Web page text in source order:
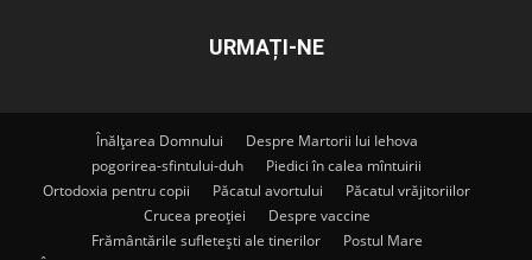
URMAȚI-NE
Înălțarea Domnului
Despre Martorii lui Iehova
pogorirea-sfintului-duh
Piedici în calea mîntuirii
Ortodoxia pentru copii
Păcatul avortului
Păcatul vrăjitoriilor
Crucea preoției
Despre vaccine
Frământările sufletești ale tinerilor
Postul Mare